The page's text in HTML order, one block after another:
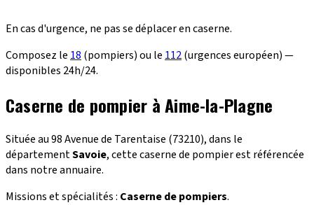
En cas d'urgence, ne pas se déplacer en caserne.
Composez le 18 (pompiers) ou le 112(urgences européen) —
disponibles 24h/24.
Caserne de pompier à Aime-la-Plagne
Située au 98 Avenue de Tarentaise (73210), dans le
départementSavoie, cette caserne de pompier est référencée
dans notre annuaire.
Missions et spécialités : Caserne de pompiers.